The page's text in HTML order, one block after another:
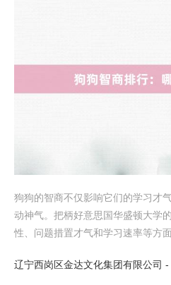
狗狗的智商不仅影响它们的学习才
动神气。把柄好意思国华盛顿大学
性、问题措置才气和学习速率等方
辽宁西岗区金达文化集团有限公司